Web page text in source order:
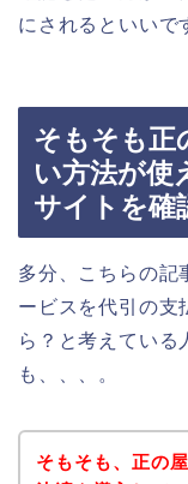
にされるといいで
そもそも正
い方法が使
サイトを確
多分、こちらの記
ービスを代引の支
ら？と考えている
も、、、。
そもそも、正の